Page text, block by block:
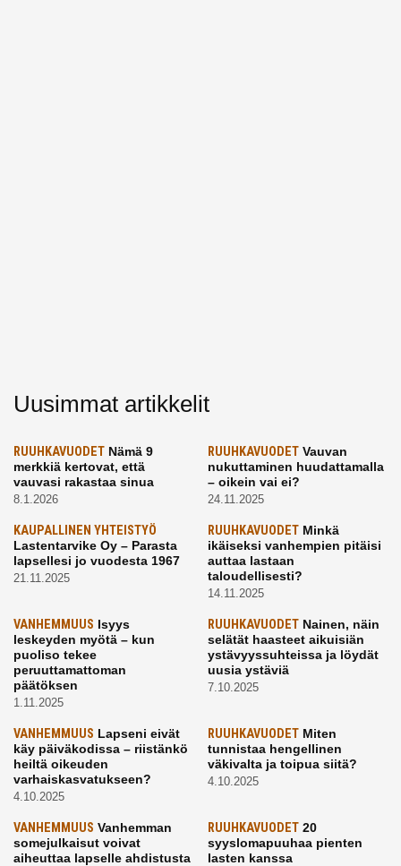
Uusimmat artikkelit
RUUHKAVUODET Nämä 9
merkkiä kertovat, että
vauvasi rakastaa sinua
8.1.2026
RUUHKAVUODETVauvan
nukuttaminen huudattamalla
– oikein vai ei?
24.11.2025
KAUPALLINEN YHTEISTYÖ
Lastentarvike Oy – Parasta
lapsellesi jo vuodesta 1967
21.11.2025
RUUHKAVUODETMinkä
ikäiseksi vanhempien pitäisi
auttaa lastaan
taloudellisesti?
14.11.2025
VANHEMMUUS Isyys
leskeyden myötä – kun
puoliso tekee
peruuttamattoman
päätöksen
1.11.2025
RUUHKAVUODETNainen, näin
selätät haasteet aikuisiän
ystävyyssuhteissa ja löydät
uusia ystäviä
7.10.2025
VANHEMMUUS Lapseni eivät
käy päiväkodissa – riistänkö
heiltä oikeuden
varhaiskasvatukseen?
4.10.2025
RUUHKAVUODETMiten
tunnistaa hengellinen
väkivalta ja toipua siitä?
4.10.2025
VANHEMMUUS Vanhemman
somejulkaisut voivat
aiheuttaa lapselle ahdistusta
RUUHKAVUODET20
syyslomapuuhaa pienten
lasten kanssa